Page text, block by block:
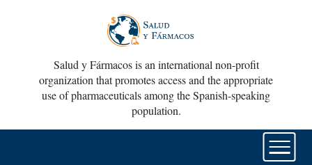
Salud y Fármacos is an international non-profit
organization that promotes access and the appropriate
use of pharmaceuticals among the Spanish-speaking
population.